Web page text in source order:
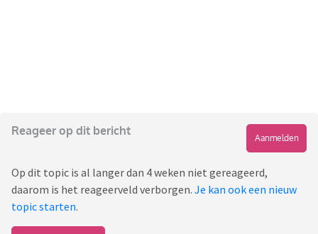
Reageer op dit bericht
Aanmelden
Op dit topic is al langer dan 4 weken niet gereageerd,
daarom is het reageerveld verborgen. Je kan ook een nieuw
topic starten.